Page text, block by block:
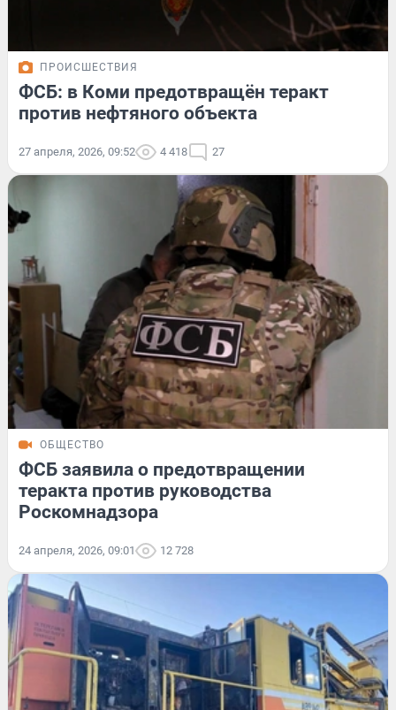
ПРОИСШЕСТВИЯ
ФСБ: в Коми предотвращён теракт
против нефтяного объекта
27 апреля, 2026, 09:52 4 418 27
ОБЩЕСТВО
ФСБ заявила о предотвращении
теракта против руководства
Роскомнадзора
24 апреля, 2026, 09:01 12 728